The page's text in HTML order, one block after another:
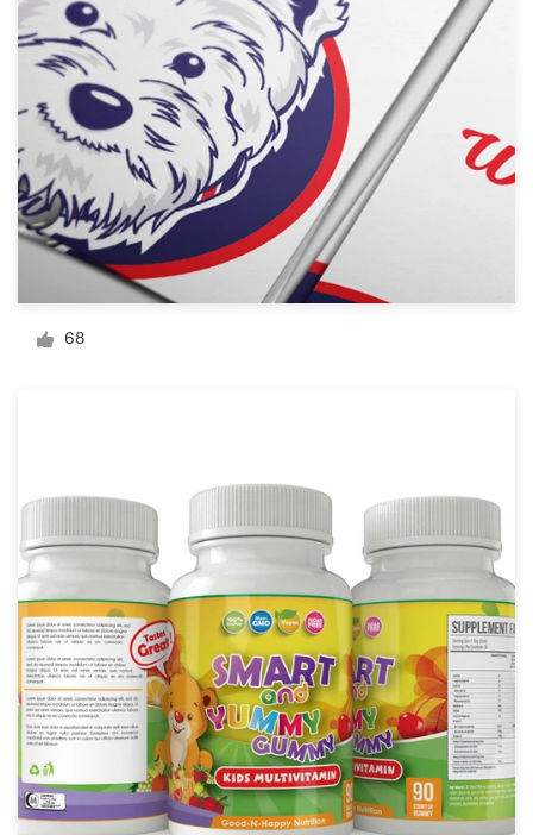
68
99designs Studio
99designs Pro
Obtenga
un
diseño
Diseño de logotipo
Guía de la marca
Explorar todas las categorías
Soporte
+49 30 568 376 73
Centro de ayuda